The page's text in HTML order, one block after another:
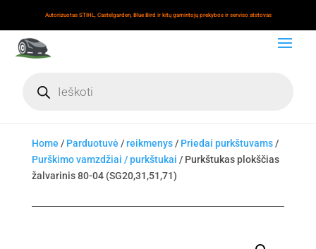
Autorizuotas STIHL, Castelgarden, Blue Bird ir kitų gamintojų prekybos ir serviso atstovas
search
Home / Parduotuvė /reikmenys/ Priedai purkštuvams/
Purškimo vamzdžiai / purkštukai / Purkštukas plokščias
žalvarinis 80-04 (SG20,31,51,71)